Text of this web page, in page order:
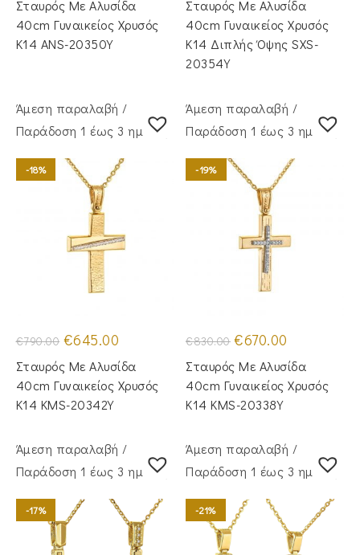
€1,575.00.
€1,330.00.
Σταυρός Mε Aλυσίδα
40cm Γυναικείος Χρυσός
Κ14 ANS-20350Y
€1,130.00. είναι:
€940.00.
Σταυρός Με Αλυσίδα
40cm Γυναικείος Χρυσός
Κ14 Διπλής Όψης SXS-
20354Y
Άμεση παραλαβή /
Παράδoση 1 έως 3 ημέρες
-18%
€790.00 Original
price
was:
€790.00.
€645.00
τιμή
είναι:
€645.00.
Σταυρός Με Αλυσίδα
40cm Γυναικείος Χρυσός
Κ14 KMS-20342Y
Άμεση παραλαβή /
Παράδoση 1 έως 3 ημέρες
-19%
€830.00 Original
price
was:
€830.00.
€670.00
τιμή
είναι:
€670.00.
Σταυρός Με Αλυσίδα
40cm Γυναικείος Χρυσός
Κ14 KMS-20338Y
Άμεση παραλαβή /
Παράδoση 1 έως 3 ημέρες
-17%
Άμεση παραλαβή /
Παράδoση 1 έως 3 ημέρες
-21%